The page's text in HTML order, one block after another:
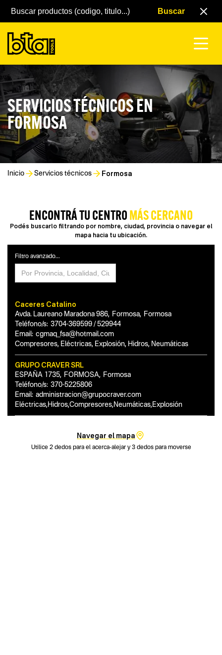
Inicio Servicios técnicos Formosa
SERVICIOS TÉCNICOS EN
FORMOSA
ENCONTRÁ TU CENTROMÁS CERCANO
Podés buscarlo filtrando por nombre, ciudad, provincia o navegar el
mapa hacia tu ubicación.
Filtro avanzado...
Caceres Catalino
Avda. Laureano Maradona 986, Formosa, Formosa
Teléfono/s: 3704-369599 / 529944
Email: cgmaq_fsa@hotmail.com
Compresores, Eléctricas, Explosión, Hidros, Neumáticas
GRUPO CRAVER SRL
ESPAÑA 1735, FORMOSA, Formosa
Teléfono/s: 370-5225806
Email: administracion@grupocraver.com
Eléctricas,Hidros,Compresores,Neumáticas,Explosión
Navegar el mapa
Utilice 2 dedos para el acerca-alejar y 3 dedos para moverse